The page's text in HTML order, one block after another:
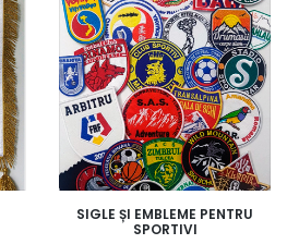
SIGLE ȘI EMBLEME PENTRU
SPORTIVI